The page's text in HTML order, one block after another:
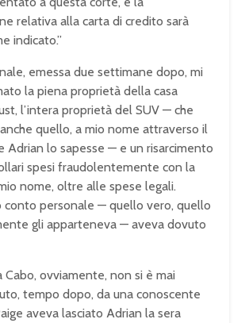
relativa alla carta di credito sarà
indicato.”
emessa due settimane dopo, mi
la piena proprietà della casa
l’intera proprietà del SUV — che
quello, a mio nome attraverso il
Adrian lo sapesse — e un risarcimento
spesi fraudolentemente con la
nome, oltre alle spese legali.
conto personale — quello vero, quello
gli apparteneva — aveva dovuto
Cabo, ovviamente, non si è mai
tempo dopo, da una conoscente
aveva lasciato Adrian la sera